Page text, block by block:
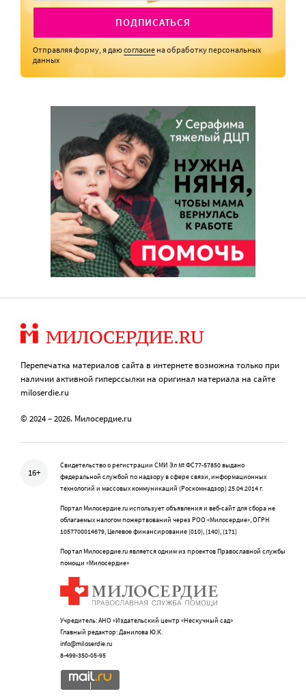
ПОДПИСАТЬСЯ
Отправляя форму, я даюсогласие на обработку персональных
данных
Перепечатка материалов сайта в интернете возможна только при
наличии активной гиперссылки на оригинал материала на сайте
miloserdie.ru
© 2024 – 2026. Милосердие.ru
16+
Свидетельство о регистрации СМИ Эл № ФС77-57850 выдано
федеральной службой по надзору в сфере связи, информационных
технологий и массовых коммуникаций (Роскомнадзор) 25.04.2014 г.
Портал Милосердие.ru использует объявления и веб-сайт для сбора не
облагаемых налогом пожертвований через РОО «Милосердие», ОГРН
1057700014679, Целевое финансирование (010), (140), (171)
Портал Милосердие.ru является одним из проектов Православной службы
помощи «Милосердие»
Учредитель: АНО «Издательский центр «Нескучный сад»
Главный редактор: Данилова Ю.К.
info@miloserdie.ru
8-499-350-05-95